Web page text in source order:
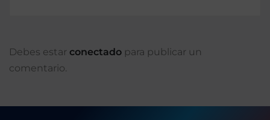
Debes estar conectado para publicar un
comentario.